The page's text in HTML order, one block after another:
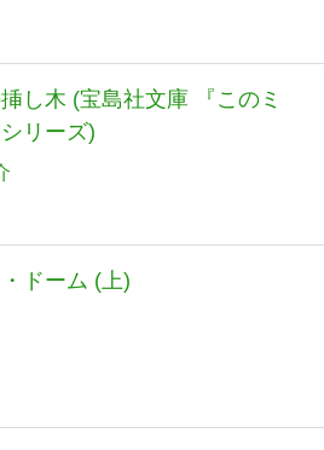
し木 (宝島社文庫 『このミ
リーズ)
ドーム (上)